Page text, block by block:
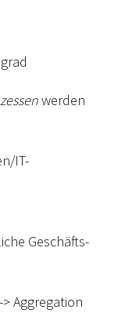
werden
IT-
Geschäfts-
>Aggregation